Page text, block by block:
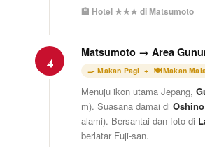
🏨 Hotel ★★★ di Matsumoto
4
Matsumoto → Area
🍳 Makan Pagi + 🍽 Makan
Menuju ikon utama Jepang,
m). Suasana damai di
alami). Bersantai dan foto di
berlatar Fuji-san.